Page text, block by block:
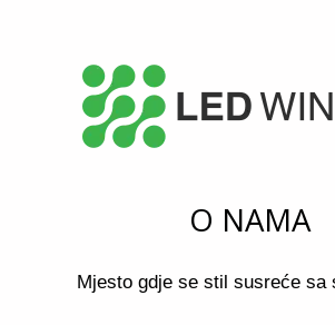
O NAMA
Mjesto gdje se stil susreće sa